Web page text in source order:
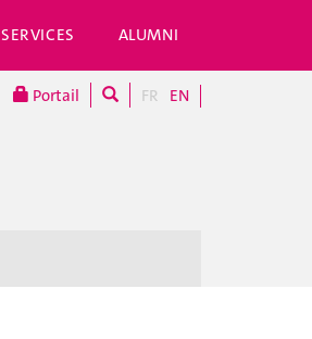
SERVICES ALUMNI
Portail FR EN